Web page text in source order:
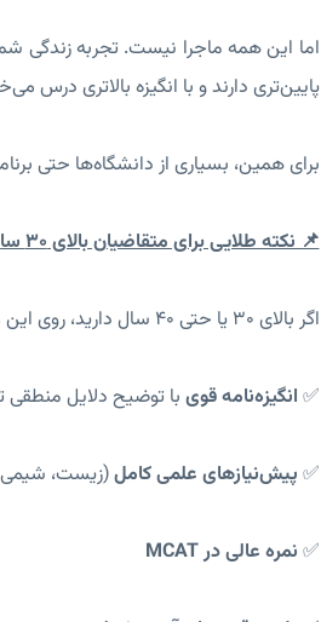
اما این همه ماجرا نیست. تجربه زندگی
پایین‌تری دارند و با انگیزه بالاتری درس
برای همین، بسیاری از دانشگاه‌ها حتی
📌 نکته طلایی برای متقاضیان بالای ۳۰ سال
اگر بالای ۳۰ یا حتی ۴۰ سال دارید، روی این موارد تمرکز کنید:
✅ انگیزه‌نامه قوی با توضیح دلایل منطقی
✅ پیش‌نیازهای علمی کامل(زیست،
✅ نمره عالی در MCAT